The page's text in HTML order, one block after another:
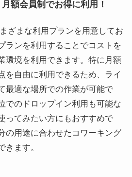
額会員制でお得に利用！
ざまな利用プランを用意してお
ランを利用することでコストを
環境を利用できます。特に月額
を自由に利用できるため、ライ
最適な場所での作業が可能で
でのドロップイン利用も可能な
ってみたい方にもおすすめで
の用途に合わせたコワーキング
きます。